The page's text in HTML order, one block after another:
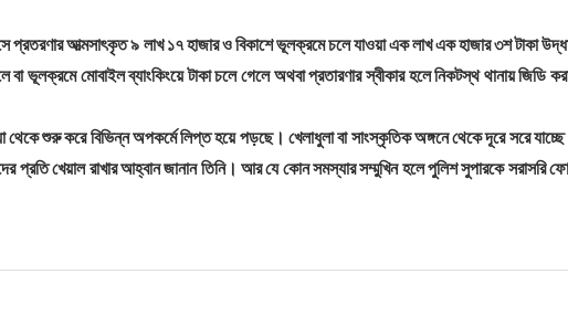
আত্মসাৎকৃত ৯ লাখ ১৭ হাজার ও বিকাশে ভূলক্রমে চলে যাওয়া এক লাখ এক হাজার ৩শ টাকা
মোবাইল ব্যাংকিংয়ে টাকা চলে গেলে অথবা প্রতারণার স্বীকার হলে নিকটস্থ থানায় জিডি
শুরু করে বিভিন্ন অপকর্মে লিপ্ত হয়ে পড়ছে। খেলাধুলা বা সাংস্কৃতিক অঙ্গনে থেকে দূরে সরে
প্রতি খেয়াল রাখার আহ্বান জানান তিনি। আর যে কোন সমস্যার সম্মুখিন হলে পুলিশ সুপারকে সরাসরি